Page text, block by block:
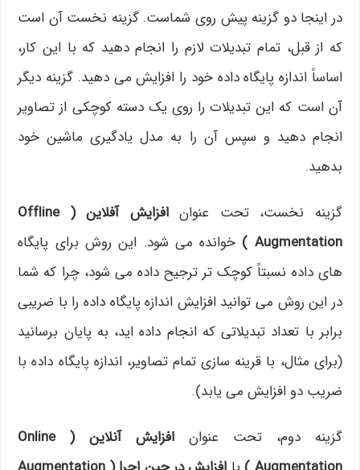
در اینجا دو گزینه پیش روی شماست. گزینه نخست آن است
که از قبل، تمام تبدیلات لازم را انجام دهید که با این کار،
اساساً اندازه پایگاه داده خود را افزایش می دهید. گزینه دیگر
آن است که این تبدیلات را روی یک دسته کوچکی از تصاویر
انجام دهید و سپس آن را به مدل یادگیری ماشین خود
بدهید.
گزینه نخست، تحت عنوان
افزایش آفلاین ( Offline
Augmentation )
خوانده می شود. این روش برای پایگاه
های داده نسبتاً کوچک تر ترجیح داده می شود، چرا که شما
در این روش می توانید افزایش اندازه پایگاه داده را با ضریبی
برابر با تعداد تبدیلاتی که انجام داده اید، به پایان برسانید
(برای مثال، با قرینه سازی تمام تصاویر، اندازه پایگاه داده با
ضریب دو افزایش می یابد).
گزینه دوم، تحت عنوان
افزایش آنلاین ( Online